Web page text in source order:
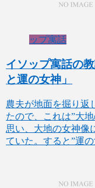
ップ寓話
イソップ寓話の
と運の女神」
農夫が地面を掘り返
たので、これは”大
思い、大地の女神像
ていた。すると”運の